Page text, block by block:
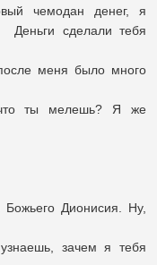
чемодан денег, я
Деньги сделали тебя
меня было много
ты мелешь? Я же
Дионисия. Ну,
зачем я тебя